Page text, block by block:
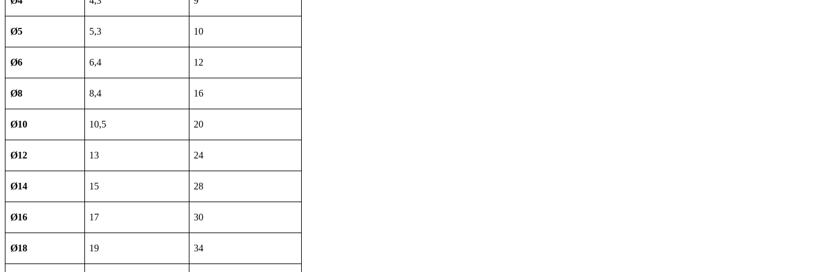
Ø5 5,3 10
Ø6 6,4 12
Ø8 8,4 16
Ø10 10,5 20
Ø12 13 24
Ø14 15 28
Ø16 17 30
Ø18 19 34